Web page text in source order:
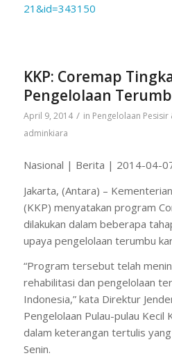
21&id=343150
KKP: Coremap
Pengelolaan
April 9, 2014 / in Pengelolaan Pesisir
adminkiara
Nasional | Berita | 2014-04-
Jakarta, (Antara) –
(KKP) menyatakan program
dilakukan dalam beberapa
upaya pengelolaan terumbu
“Program tersebut telah
rehabilitasi dan pengelolaan
Indonesia,” kata Direktur
Pengelolaan Pulau-pulau Kecil
dalam keterangan tertulis
Senin.